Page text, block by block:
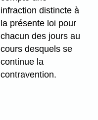
infraction distincte à
la présente loi pour
chacun des jours au
cours desquels se
continue la
contravention.